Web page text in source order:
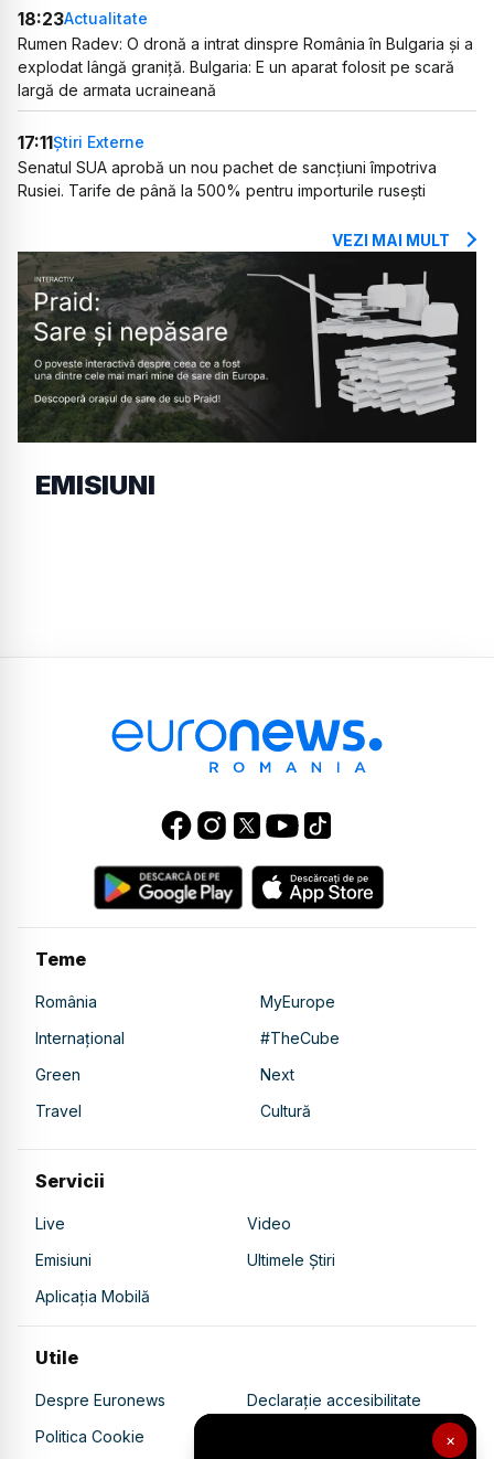
×
18:23Actualitate
Rumen Radev: O dronă a intrat dinspre România în Bulgaria și a
explodat lângă graniță. Bulgaria: E un aparat folosit pe scară
largă de armata ucraineană
17:11Știri Externe
Senatul SUA aprobă un nou pachet de sancțiuni împotriva
Rusiei. Tarife de până la 500% pentru importurile rusești
VEZI MAI MULT
EMISIUNI
Teme
România
MyEurope
Internațional
#TheCube
Green
Next
Travel
Cultură
Servicii
Live
Video
Emisiuni
Ultimele Știri
Aplicația Mobilă
Utile
Despre Euronews
Declarație accesibilitate
Politica Cookie
Politica de confidențialitate